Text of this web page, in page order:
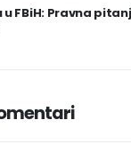
u FBiH: Pravna